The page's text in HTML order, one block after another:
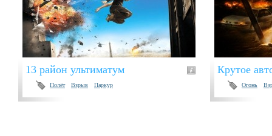
13 район ультиматум
Полёт Взрыв Паркур
Крутое
Огонь